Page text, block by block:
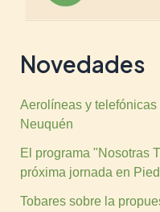
Novedades
Aerolíneas y
Neuquén
El programa "Nosotras
próxima jornada en
Tobares sobre la